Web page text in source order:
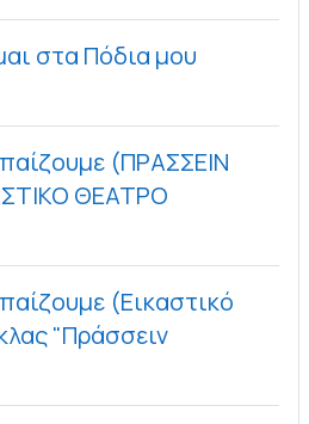
στα Πόδια μου
(ΠΡΑΣΣΕΙΝ
ΘΕΑΤΡΟ
(Εικαστικό
"Πράσσειν